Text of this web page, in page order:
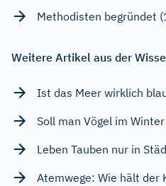
Methodisten begründet
Weitere Artikel aus der
Ist das Meer wirklich
Soll man Vögel im
Leben Tauben nur in
Atemwege: Wie hält der